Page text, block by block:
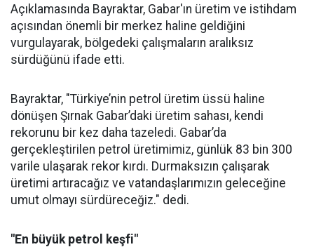
Açıklamasında Bayraktar, Gabar'ın üretim ve istihdam
açısından önemli bir merkez haline geldiğini
vurgulayarak, bölgedeki çalışmaların aralıksız
sürdüğünü ifade etti.
Bayraktar, "Türkiye’nin petrol üretim üssü haline
dönüşen Şırnak Gabar’daki üretim sahası, kendi
rekorunu bir kez daha tazeledi. Gabar’da
gerçekleştirilen petrol üretimimiz, günlük 83 bin 300
varile ulaşarak rekor kırdı. Durmaksızın çalışarak
üretimi artıracağız ve vatandaşlarımızın geleceğine
umut olmayı sürdüreceğiz." dedi.
"En büyük petrol keşfi"